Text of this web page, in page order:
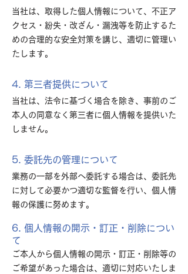
当社は、取得した個人情報について、不正ア
クセス・紛失・改ざん・漏洩等を防止するた
めの合理的な安全対策を講じ、適切に管理い
たします。
4. 第三者提供について
当社は、法令に基づく場合を除き、事前のご
本人の同意なく第三者に個人情報を提供いた
しません。
5. 委託先の管理について
業務の一部を外部へ委託する場合は、委託先
に対して必要かつ適切な監督を行い、個人情
報の保護に努めます。
6. 個人情報の開示・訂正・削除につい
て
ご本人から個人情報の開示・訂正・削除等の
ご希望があった場合は、適切に対応いたしま